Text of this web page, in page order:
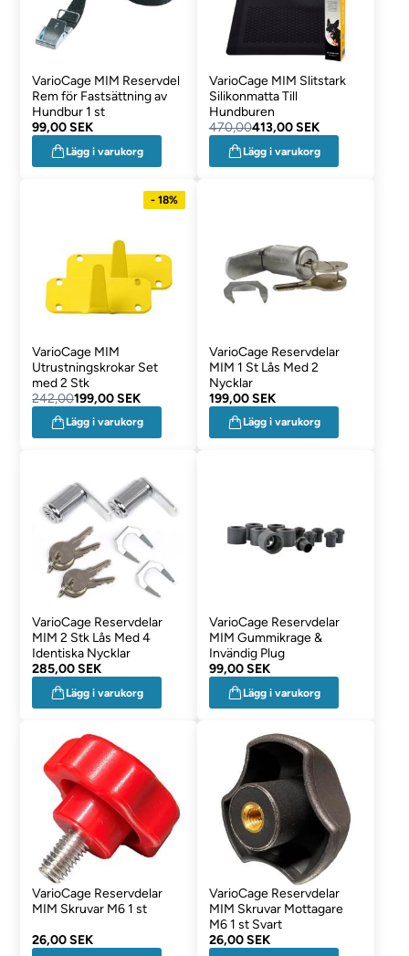
VarioCage MIM Reservdel
Rem för Fastsättning av
Hundbur 1 st
99,00 SEK
Lägg i varukorg
VarioCage MIM Slitstark
Silikonmatta Till
Hundburen
470,00413,00 SEK
Lägg i varukorg
- 18%
VarioCage MIM
Utrustningskrokar Set
med 2 Stk
242,00199,00 SEK
Lägg i varukorg
VarioCage Reservdelar
MIM 1 St Lås Med 2
Nycklar
199,00 SEK
Lägg i varukorg
VarioCage Reservdelar
MIM 2 Stk Lås Med 4
Identiska Nycklar
285,00 SEK
Lägg i varukorg
VarioCage Reservdelar
MIM Gummikrage &
Invändig Plug
99,00 SEK
Lägg i varukorg
VarioCage Reservdelar
MIM Skruvar M6 1 st
26,00 SEK
VarioCage Reservdelar
MIM Skruvar Mottagare
M6 1 st Svart
26,00 SEK